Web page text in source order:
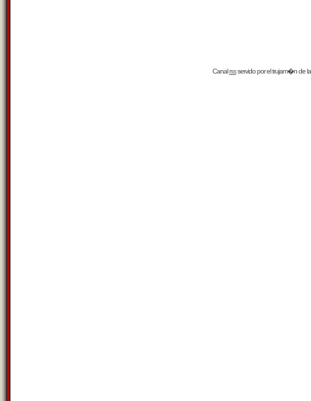
Canalrssservido por eltrujam�nde